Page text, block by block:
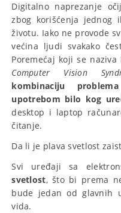
Digitalno naprezanje
zbog korišćenja jednog
životu. Iako ne provode
većina ljudi svakako
Poremećaj koji se naziva
Computer Vision
kombinaciju
upotrebom bilo kog
desktop i laptop
čitanje.
Da li je plava svetlost
Svi uređaji sa
svetlost, što bi prema
bude jedan od glavnih
vida.